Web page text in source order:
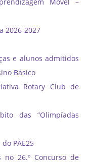
Móvel –
2026-2027
e alunos admitidos
Básico
Rotary Club de
das “Olimpíadas
PAE25
no 26.º Concurso de